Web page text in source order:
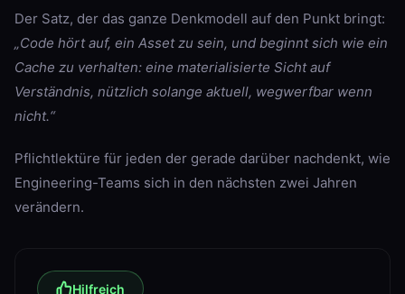
Der Satz, der das ganze Denkmodell auf den Punkt bringt:
„Code hört auf, ein Asset zu sein, und beginnt sich wie ein
Cache zu verhalten: eine materialisierte Sicht auf
Verständnis, nützlich solange aktuell, wegwerfbar wenn
nicht.“
Pflichtlektüre für jeden der gerade darüber nachdenkt, wie
Engineering-Teams sich in den nächsten zwei Jahren
verändern.
Hilfreich